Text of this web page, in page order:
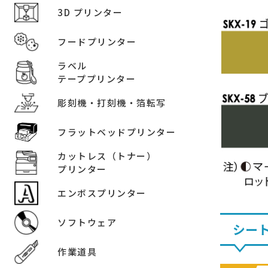
3D プリンター
フードプリンター
ラベル
テーププリンター
彫刻機・打刻機・箔転写
フラットベッドプリンター
カットレス（トナー）
プリンター
エンボスプリンター
ソフトウェア
作業道具
シー